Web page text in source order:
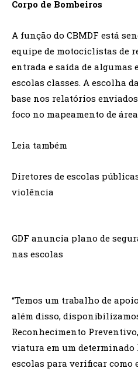
Corpo de Bombeiros
A função do CBMDF está
equipe de motociclistas de
entrada e saída de algumas
escolas classes. A escolha
base nos relatórios
foco no mapeamento de
Leia também
Diretores de escolas
violência
GDF anuncia plano de
nas escolas
“Temos um trabalho de
além disso,
Reconhecimento
viatura em um
escolas para verificar como